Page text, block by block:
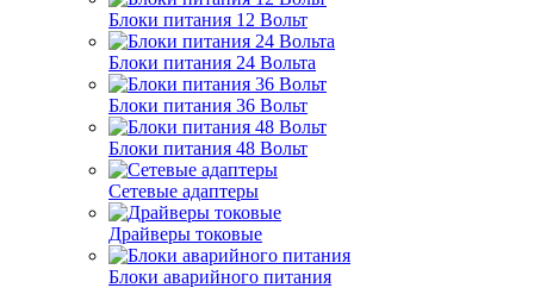
Блоки питания 12 Вольт
Блоки питания 24 Вольта
Блоки питания 36 Вольт
Блоки питания 48 Вольт
Сетевые адаптеры
Драйверы токовые
Блоки аварийного питания